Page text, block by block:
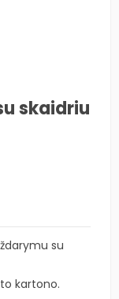
skaidriu
su
kartono.